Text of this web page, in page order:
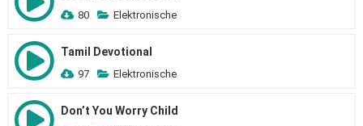
80 Elektronische
Tamil Devotional
97 Elektronische
Don’t You Worry Child